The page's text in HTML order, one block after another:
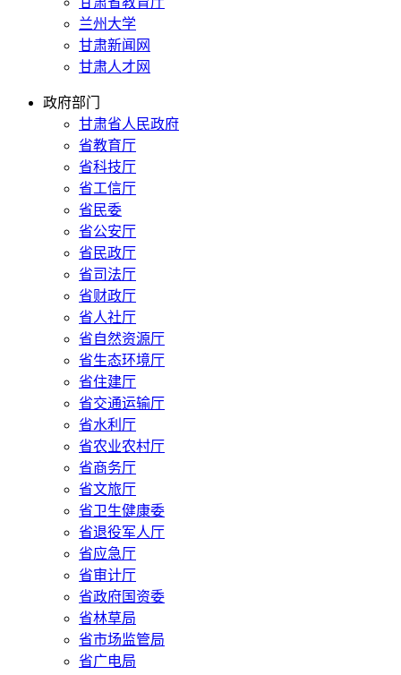
兰州大学
甘肃新闻网
甘肃人才网
政府部门
甘肃省人民政府
省教育厅
省科技厅
省工信厅
省民委
省公安厅
省民政厅
省司法厅
省财政厅
省人社厅
省自然资源厅
省生态环境厅
省住建厅
省交通运输厅
省水利厅
省农业农村厅
省商务厅
省文旅厅
省卫生健康委
省退役军人厅
省应急厅
省审计厅
省政府国资委
省林草局
省市场监管局
省广电局